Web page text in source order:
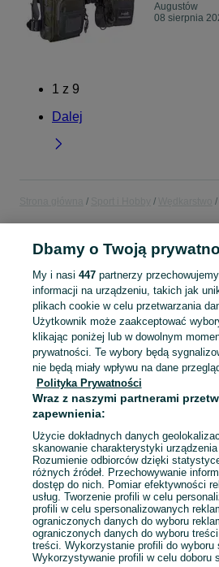
Augustów
08 sierpnia
1 z 9
Dalej
POLSKA
KATEGORIA
Mapa kategorii
Mapa miejscowości
Mapa ministron
Popularne wyszukiwania
Dbamy o Twoją
My i nasi 447partnerzy
informacji na urządzeniu, takich jak
plikach cookie w celu przetwarzania
Użytkownik może zaakceptować
klikając poniżej lub w dowolnym
prywatności. Te wybory będą
nie będą miały wpływu na dane
Polityka Prywatności
Wraz z naszymi partnerami
zapewnienia:
Użycie dokładnych danych
skanowanie charakterystyki
Rozumienie odbiorców dzięki
różnych źródeł. Przechowywanie
dostęp do nich. Pomiar efektywności
usług. Tworzenie profili w celu
profili w celu spersonalizowanych
ograniczonych danych do wyboru
ograniczonych danych do wyboru
treści. Wykorzystanie profili do wyboru
Wykorzystywanie profili w celu doboru